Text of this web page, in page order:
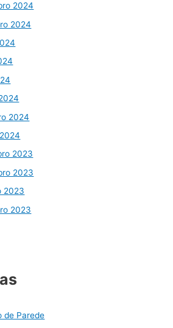
2024
2024
2024
2023
2023
2023
2023
de Parede